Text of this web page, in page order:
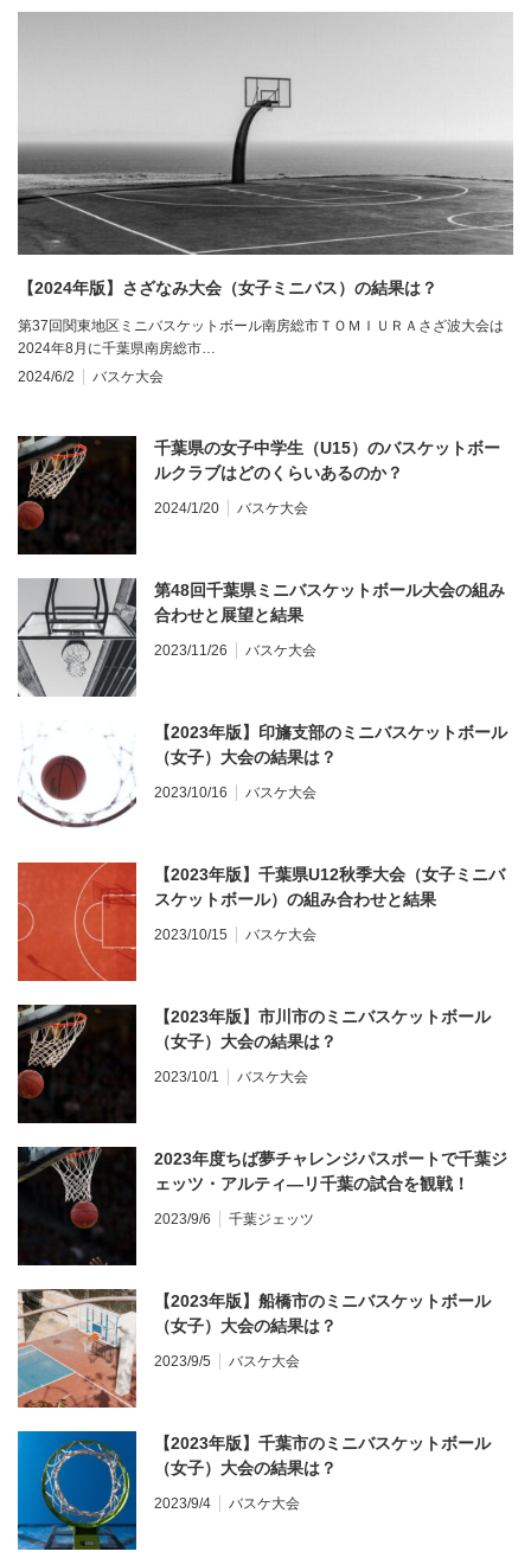
【2024年版】さざなみ大会（女子ミニバス）の結果は？
第37回関東地区ミニバスケットボール南房総市ＴＯＭＩＵＲＡさざ波大会は
2024年8月に千葉県南房総市…
2024/6/2
バスケ大会
千葉県の女子中学生（U15）のバスケットボー
ルクラブはどのくらいあるのか？
2024/1/20 バスケ大会
第48回千葉県ミニバスケットボール大会の組み
合わせと展望と結果
2023/11/26 バスケ大会
【2023年版】印旛支部のミニバスケットボール
（女子）大会の結果は？
2023/10/16 バスケ大会
【2023年版】千葉県U12秋季大会（女子ミニバ
スケットボール）の組み合わせと結果
2023/10/15 バスケ大会
【2023年版】市川市のミニバスケットボール
（女子）大会の結果は？
2023/10/1 バスケ大会
2023年度ちば夢チャレンジパスポートで千葉ジ
ェッツ・アルティ―リ千葉の試合を観戦！
2023/9/6 千葉ジェッツ
【2023年版】船橋市のミニバスケットボール
（女子）大会の結果は？
2023/9/5 バスケ大会
【2023年版】千葉市のミニバスケットボール
（女子）大会の結果は？
2023/9/4 バスケ大会